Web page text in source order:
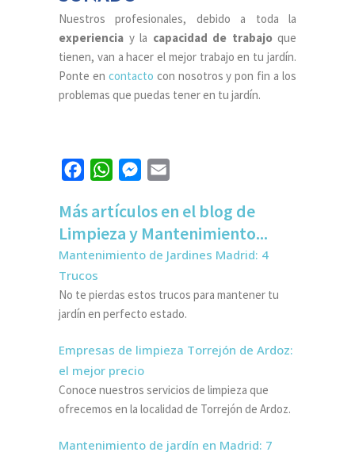
Nuestros profesionales, debido a toda la
experiencia y la capacidad de trabajoque
tienen, van a hacer el mejor trabajo en tu jardín.
Ponte en contacto con nosotros y pon fin a los
problemas que puedas tener en tu jardín.
FacebookWhatsAppMessenger
Más artículos en el blog de
Limpieza y Mantenimiento...
Mantenimiento de Jardines Madrid: 4
Trucos
No te pierdas estos trucos para mantener tu
jardín en perfecto estado.
Empresas de limpieza Torrejón de Ardoz:
el mejor precio
Conoce nuestros servicios de limpieza que
ofrecemos en la localidad de Torrejón de Ardoz.
Mantenimiento de jardín en Madrid: 7